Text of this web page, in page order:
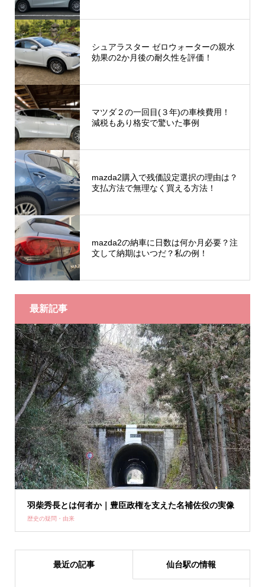
シュアラスター ゼロウォーターの親水
効果の2か月後の耐久性を評価！
マツダ２の一回目(３年)の車検費用！
減税もあり格安で驚いた事例
mazda2購入で残価設定選択の理由は？
支払方法で無理なく買える方法！
mazda2の納車に日数は何か月必要？注
文して納期はいつだ？私の例！
最新記事
羽柴秀長とは何者か｜豊臣政権を支えた名補佐役の実像
歴史の疑問・由来
最近の記事 仙台駅の情報